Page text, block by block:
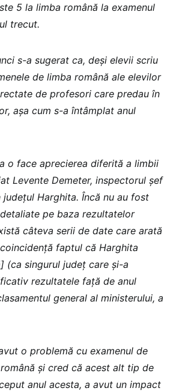
5 la limba română la examenul
trecut.
s-a sugerat ca, deși elevii scriu
de limba română ale elevilor
de profesori care predau în
așa cum s-a întâmplat anul
o face aprecierea diferită a limbii
Levente Demeter, inspectorul șef
Harghita. Încă nu au fost
pe baza rezultatelor
câteva serii de date care arată
faptul că Harghita
(ca singurul județ care și-a
rezultatele față de anul
general al ministerului, a
o problemă cu examenul de
și cred că acest alt tip de
anul acesta, a avut un impact